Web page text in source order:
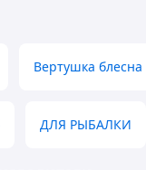
Вертушка
ДЛЯ РЫБАЛКИ